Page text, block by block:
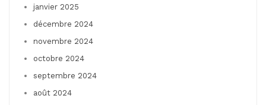
janvier 2025
décembre 2024
novembre 2024
octobre 2024
septembre 2024
août 2024